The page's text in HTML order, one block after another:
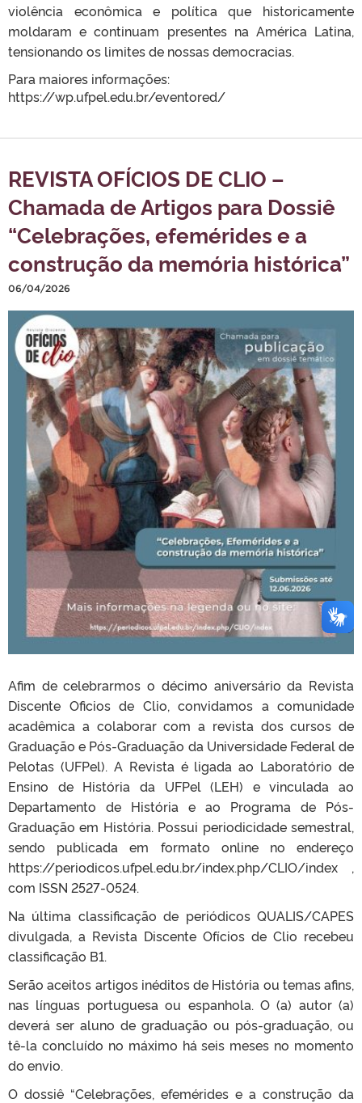
violência econômica e política que historicamente
moldaram e continuam presentes na América Latina,
tensionando os limites de nossas democracias.
Para maiores informações:
https://wp.ufpel.edu.br/eventored/
REVISTA OFÍCIOS DE CLIO –
Chamada de Artigos para Dossiê
“Celebrações, efemérides e a
construção da memória histórica”
06/04/2026
Afim de celebrarmos o décimo aniversário da Revista
Discente Oficios de Clio, convidamos a comunidade
acadêmica a colaborar com a revista dos cursos de
Graduação e Pós-Graduação da Universidade Federal de
Pelotas (UFPel). A Revista é ligada ao Laboratório de
Ensino de História da UFPel (LEH) e vinculada ao
Departamento de História e ao Programa de Pós-
Graduação em História. Possui periodicidade semestral,
sendo publicada em formato online no endereço
https://periodicos.ufpel.edu.br/index.php/CLIO/index ,
com ISSN 2527-0524.
Na última classificação de periódicos QUALIS/CAPES
divulgada, a Revista Discente Ofícios de Clio recebeu
classificação B1.
Serão aceitos artigos inéditos de História ou temas afins,
nas línguas portuguesa ou espanhola. O (a) autor (a)
deverá ser aluno de graduação ou pós-graduação, ou
tê-la concluído no máximo há seis meses no momento
do envio.
O dossiê “Celebrações, efemérides e a construção da